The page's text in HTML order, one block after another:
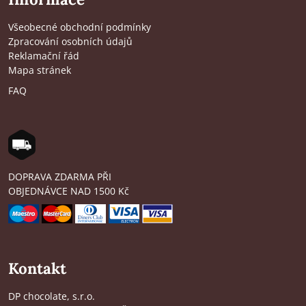
Všeobecné obchodní podmínky
Zpracování osobních údajů
Reklamační řád
Mapa stránek
FAQ
DOPRAVA ZDARMA PŘI
OBJEDNÁVCE NAD 1500 Kč
Kontakt
DP chocolate, s.r.o.